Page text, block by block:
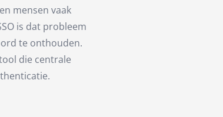
mensen vaak
is dat probleem
te onthouden.
die centrale